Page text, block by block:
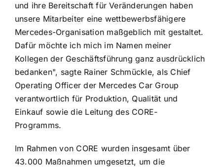
und ihre Bereitschaft für Veränderungen haben
unsere Mitarbeiter eine wettbewerbsfähigere
Mercedes-Organisation maßgeblich mit gestaltet.
Dafür möchte ich mich im Namen meiner
Kollegen der Geschäftsführung ganz ausdrücklich
bedanken", sagte Rainer Schmückle, als Chief
Operating Officer der Mercedes Car Group
verantwortlich für Produktion, Qualität und
Einkauf sowie die Leitung des CORE-
Programms.
Im Rahmen von CORE wurden insgesamt über
43.000 Maßnahmen umgesetzt, um die